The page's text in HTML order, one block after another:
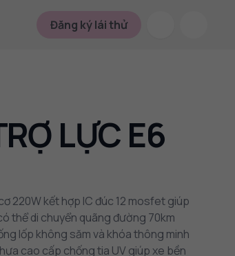
Đăng ký lái thử
LỰC E6
220W kết hợp IC đúc 12 mosfet giúp
thể di chuyển quãng đường 70km
lốp không săm và khóa thông minh
cao cấp chống tia UV giúp xe bền